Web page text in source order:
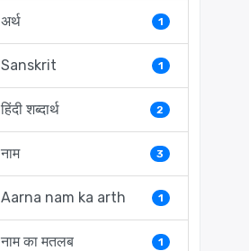
अर्थ 1
Sanskrit 1
हिंदी शब्दार्थ 2
नाम 3
Aarna nam ka arth 1
नाम का मतलब 1